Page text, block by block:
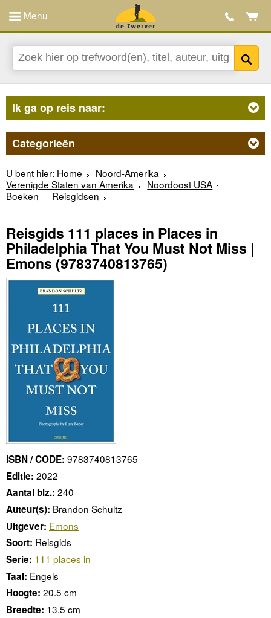
Menu
Ik ga op reis naar:
Categorieën
U bent hier: Home
Noord-Amerika
Verenigde Staten van Amerika
Noordoost USA
Boeken
Reisgidsen
Reisgids 111 places in Places in
Philadelphia That You Must Not Miss |
Emons (9783740813765)
ISBN / CODE: 9783740813765
Editie: 2022
Aantal blz.: 240
Auteur(s): Brandon Schultz
Uitgever: Emons
Soort: Reisgids
Serie: 111 places in
Taal: Engels
Hoogte: 20.5 cm
Breedte: 13.5 cm